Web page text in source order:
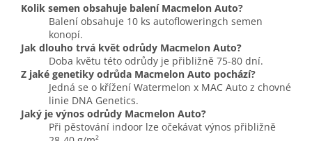
Kolik semen obsahuje balení Macmelon Auto?
Balení obsahuje 10 ks autofloweringch semen
konopí.
Jak dlouho trvá květ odrůdy Macmelon Auto?
Doba květu této odrůdy je přibližně 75-80 dní.
Z jaké genetiky odrůda Macmelon Auto pochází?
Jedná se o křížení Watermelon x MAC Auto z chovné
linie DNA Genetics.
Jaký je výnos odrůdy Macmelon Auto?
Při pěstování indoor lze očekávat výnos přibližně